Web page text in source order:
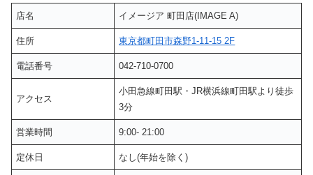
店名 イメージア 町田店(IMAGE A)
住所 東京都町田市森野1-11-15 2F
電話番号 042-710-0700
アクセス
小田急線町田駅・JR横浜線町田駅より徒歩
3分
営業時間 9:00- 21:00
定休日 なし(年始を除く)